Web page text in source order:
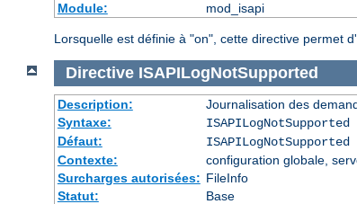
Module:
mod_isapi
Lorsquelle est définie à "on", cette directive permet
Directive ISAPILogNotSupported
Description:
Journalisation des
Syntaxe:
Défaut:
Contexte:
configuration globale,
Surcharges autorisées: FileInfo
Statut:
Base